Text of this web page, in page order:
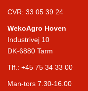
CVR: 33 05 39 24
WekoAgro Hoven
Industrivej 10
DK-6880 Tarm
Tlf.: +45 75 34 33 00
Man-tors 7.30-16.00